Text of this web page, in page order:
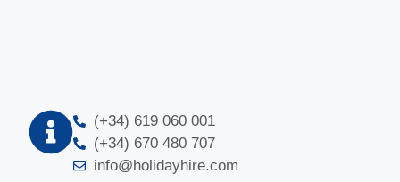
(+34) 619 060 001
(+34) 670 480 707
info@holidayhire.com